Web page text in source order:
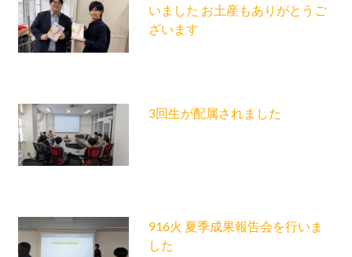
いました お土産もありがとうご
ざいます
3回生が配属されました
916火 夏季成果報告会を行いま
した